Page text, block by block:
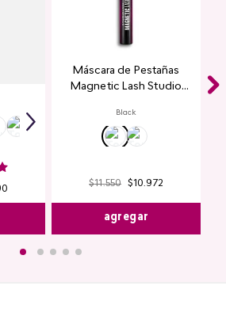
Máscara de Pestañas
Magnetic Lash Studio
Black
$11.550 $ 10.972
agregar